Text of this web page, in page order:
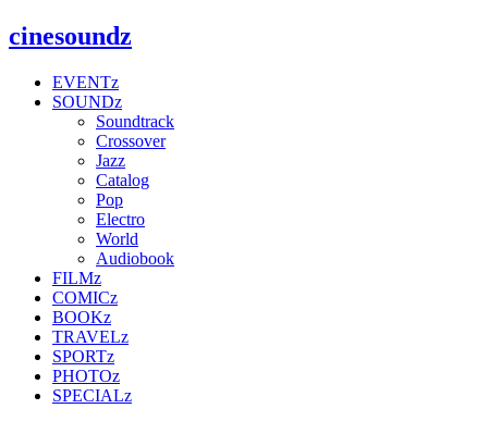
Zum
Inhalt
cinesoundz
EVENTz
SOUNDz
Soundtrack
Crossover
Jazz
Catalog
Pop
Electro
World
Audiobook
FILMz
COMICz
BOOKz
TRAVELz
SPORTz
PHOTOz
SPECIALz